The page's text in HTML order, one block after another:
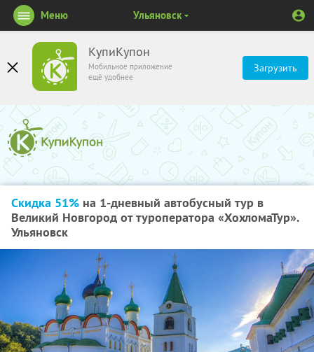
КупиКупон
Мобильное приложение
ещё удобнее
Загрузить
Меню Ульяновск
Скидка 51% на 1-дневный автобусный тур в
Великий Новгород от туроператора «ХохломаТур».
Ульяновск